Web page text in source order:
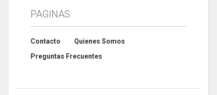
PAGINAS
Contacto
Quienes Somos
Preguntas Frecuentes